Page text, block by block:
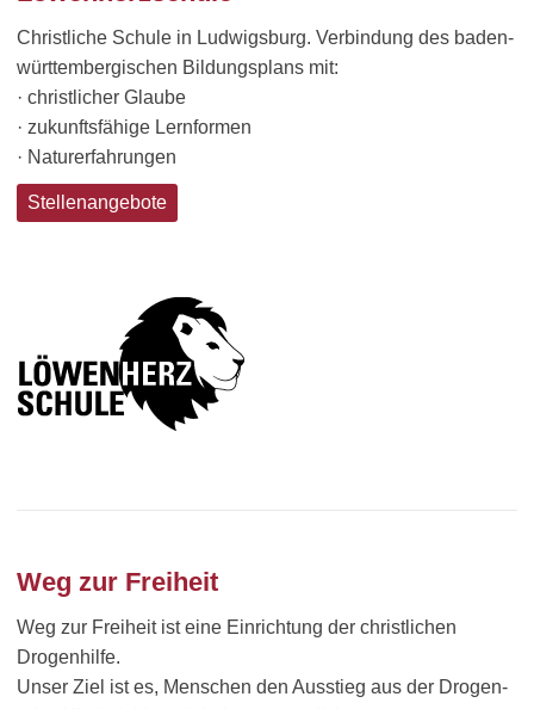
Christliche Schule in Ludwigsburg. Verbindung des baden-
württembergischen Bildungsplans mit:
· christlicher Glaube
· zukunftsfähige Lernformen
· Naturerfahrungen
Stellenangebote
Weg zur Freiheit
Weg zur Freiheit ist eine Einrichtung der christlichen
Drogenhilfe.
Unser Ziel ist es, Menschen den Ausstieg aus der Drogen-